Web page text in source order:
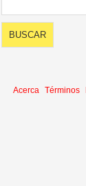
Acerca Términos